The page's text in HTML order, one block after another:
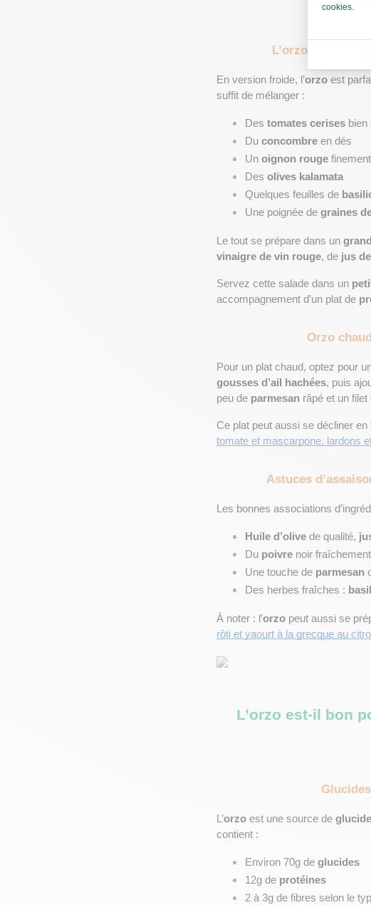
L’orzo en
En version froide, l’orzo est
suffit de mélanger :
Des tomates cerises bien
Du concombre en dés
Un oignon rouge finement
Des olives kalamata
Quelques feuilles de
Une poignée de graines
Le tout se prépare dans un
vinaigre de vin rouge, de jus
Servez cette salade dans un
accompagnement d’un plat de
Orzo
Pour un plat chaud, optez pour
gousses d’ail hachées, puis
peu de parmesan râpé et un filet
Ce plat peut aussi se décliner
tomate et mascarpone, lardons
Astuces
Les bonnes associations
Huile d’olive de qualité,
Du poivre noir
Une touche de parmesan
Des herbes fraîches :
À noter : l’orzo peut aussi se
rôti et yaourt à la grecque au
L’orzo est-il bon
L’orzo est une source de
contient :
Environ 70g de glucides
12g de protéines
2 à 3g de fibres selon le